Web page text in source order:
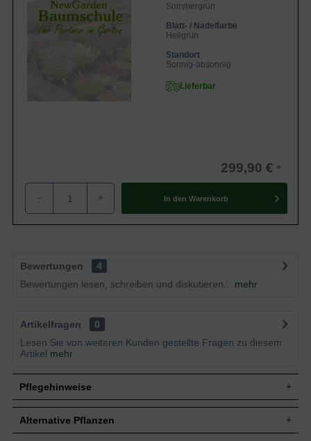
Sommergrün
Blatt- / Nadelfarbe
Hellgrün
Standort
Sonnig-absonnig
Lieferbar
299,90 €
- + In den Warenkorb
Bewertungen
4
Bewertungen lesen, schreiben und diskutieren...
mehr
Artikelfragen
0
Lesen Sie von weiteren Kunden gestellte Fragen zu diesem
Artikel mehr
Pflegehinweise
Pflanz- und Pflegetipps Wisteria sinensis 'Alba' /
Alternative Pflanzen